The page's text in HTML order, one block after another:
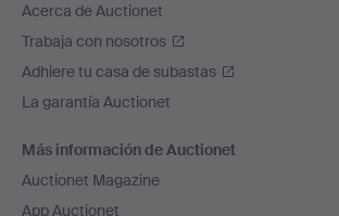
Acerca de Auctionet
Trabaja con nosotros
Adhiere tu casa de subastas
La garantía Auctionet
Más información de Auctionet
Auctionet Magazine
App Auctionet